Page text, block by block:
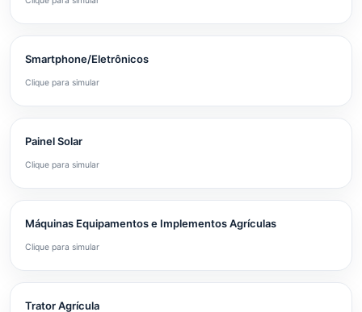
Smartphone/Eletrônicos
Clique para simular
Painel Solar
Clique para simular
Máquinas Equipamentos e Implementos Agrículas
Clique para simular
Trator Agrícula